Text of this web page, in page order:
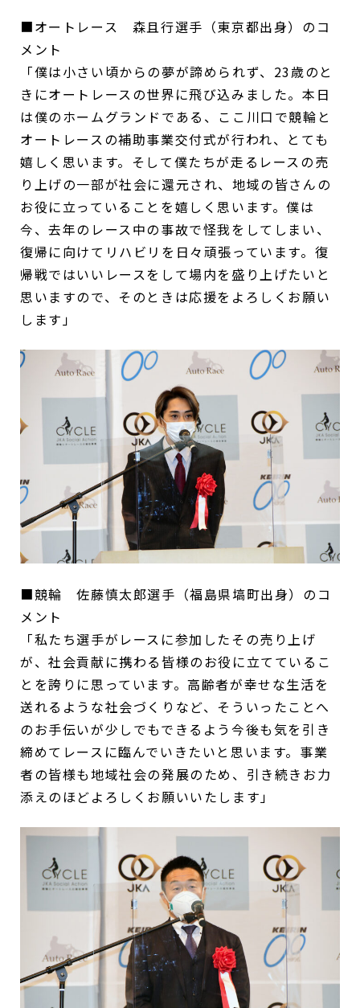
■オートレース 森且行選手（東京都出身）のコ
メント
「僕は小さい頃からの夢が諦められず、23歳のと
きにオートレースの世界に飛び込みました。本日
は僕のホームグランドである、ここ川口で競輪と
オートレースの補助事業交付式が行われ、とても
嬉しく思います。そして僕たちが走るレースの売
り上げの一部が社会に還元され、地域の皆さんの
お役に立っていることを嬉しく思います。僕は
今、去年のレース中の事故で怪我をしてしまい、
復帰に向けてリハビリを日々頑張っています。復
帰戦ではいいレースをして場内を盛り上げたいと
思いますので、そのときは応援をよろしくお願い
します」
■競輪 佐藤慎太郎選手（福島県塙町出身）のコ
メント
「私たち選手がレースに参加したその売り上げ
が、社会貢献に携わる皆様のお役に立てているこ
とを誇りに思っています。高齢者が幸せな生活を
送れるような社会づくりなど、そういったことへ
のお手伝いが少しでもできるよう今後も気を引き
締めてレースに臨んでいきたいと思います。事業
者の皆様も地域社会の発展のため、引き続きお力
添えのほどよろしくお願いいたします」